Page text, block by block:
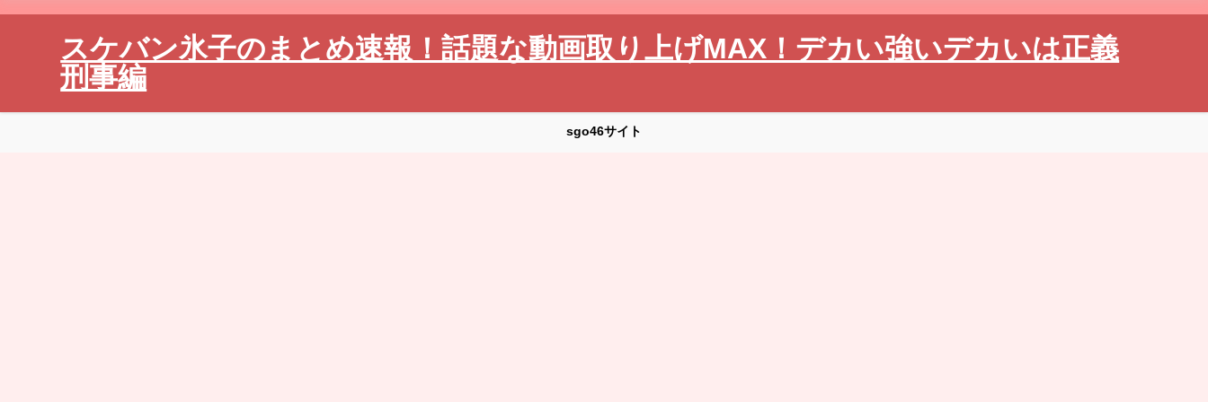
スケバン氷子のまとめ速報！話題な動画取り上げMAX！デカい強いデカいは正義
刑事編
sgo46サイト